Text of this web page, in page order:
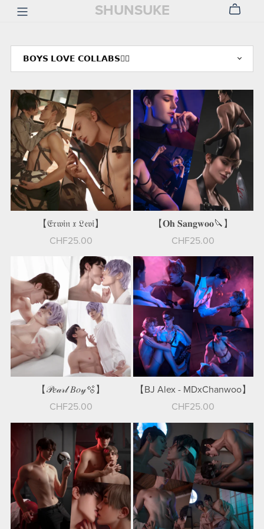
SHUNSUKE
【𝔈𝔯𝔴𝔦𝔫 𝔵 𝔏𝔢𝔳𝔦】
CHF25.00
【𝐎𝐡 𝐒𝐚𝐧𝐠𝐰𝐨𝐨🔪】
CHF25.00
【𝒫𝑒𝒶𝓇𝓁 𝐵𝑜𝓎🫧】
CHF25.00
【BJ Alex - MDxChanwoo】
CHF25.00